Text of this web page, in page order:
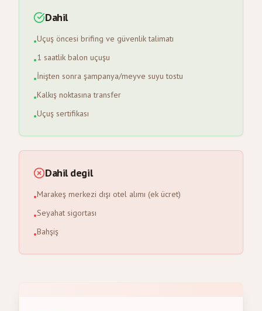
Dahil
•Uçuş öncesi brifing ve güvenlik talimatı
•1 saatlik balon uçuşu
•İnişten sonra şampanya/meyve suyu tostu
•Kalkış noktasına transfer
•Uçuş sertifikası
Dahil degil
•Marakeş merkezi dışı otel alımı (ek ücret)
•Seyahat sigortası
•Bahşiş